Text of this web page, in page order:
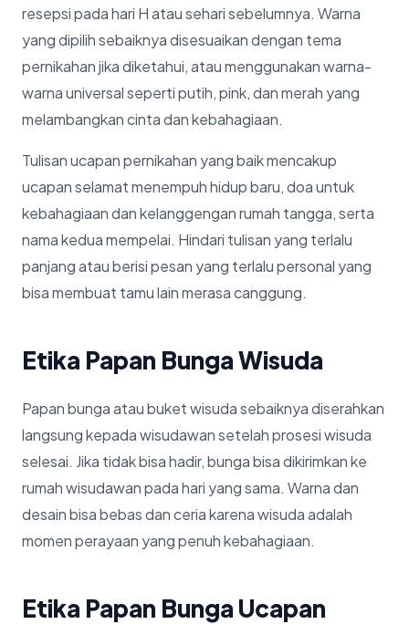
resepsi pada hari H atau sehari sebelumnya. Warna
yang dipilih sebaiknya disesuaikan dengan tema
pernikahan jika diketahui, atau menggunakan warna-
warna universal seperti putih, pink, dan merah yang
melambangkan cinta dan kebahagiaan.
Tulisan ucapan pernikahan yang baik mencakup
ucapan selamat menempuh hidup baru, doa untuk
kebahagiaan dan kelanggengan rumah tangga, serta
nama kedua mempelai. Hindari tulisan yang terlalu
panjang atau berisi pesan yang terlalu personal yang
bisa membuat tamu lain merasa canggung.
Etika Papan Bunga Wisuda
Papan bunga atau buket wisuda sebaiknya diserahkan
langsung kepada wisudawan setelah prosesi wisuda
selesai. Jika tidak bisa hadir, bunga bisa dikirimkan ke
rumah wisudawan pada hari yang sama. Warna dan
desain bisa bebas dan ceria karena wisuda adalah
momen perayaan yang penuh kebahagiaan.
Etika Papan Bunga Ucapan